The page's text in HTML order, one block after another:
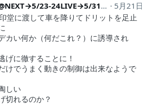
辻カモネギ@NEXT→5/23-24LIVE→5/31前ウZeppOsakaBayside
5月21日
堂に渡して車を降りてドリットを足止
カい何か（何だこれ？）に誘導され
げに徹することに！
けでうまく動きの制御は出来なようで
しい
切れるのか？